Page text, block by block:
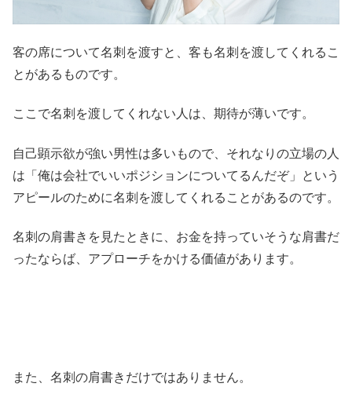
客の席について名刺を渡すと、客も名刺を渡してくれるこ
とがあるものです。
ここで名刺を渡してくれない人は、期待が薄いです。
自己顕示欲が強い男性は多いもので、それなりの立場の人
は「俺は会社でいいポジションについてるんだぞ」という
アピールのために名刺を渡してくれることがあるのです。
名刺の肩書きを見たときに、お金を持っていそうな肩書だ
ったならば、アプローチをかける価値があります。
また、名刺の肩書きだけではありません。